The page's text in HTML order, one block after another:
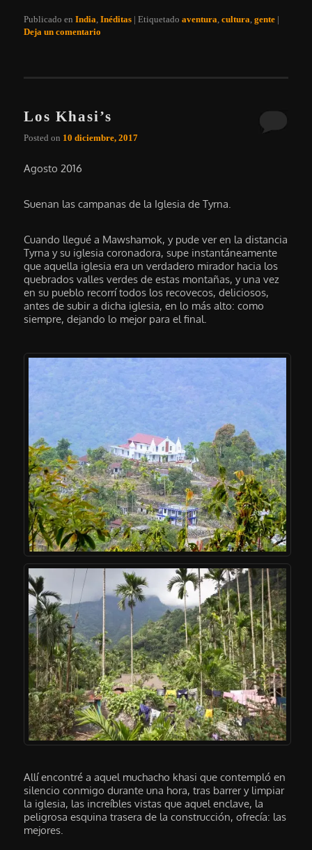
Publicado en India,Inéditas |Etiquetado aventura,cultura,gente |
Deja un comentario
Los Khasi’s
Posted on 10 diciembre, 2017
Agosto 2016
Suenan las campanas de la Iglesia de Tyrna.
Cuando llegué a Mawshamok, y pude ver en la distancia
Tyrna y su iglesia coronadora, supe instantáneamente
que aquella iglesia era un verdadero mirador hacia los
quebrados valles verdes de estas montañas, y una vez
en su pueblo recorrí todos los recovecos, deliciosos,
antes de subir a dicha iglesia, en lo más alto: como
siempre, dejando lo mejor para el final.
Allí encontré a aquel muchacho khasi que contempló en
silencio conmigo durante una hora, tras barrer y limpiar
la iglesia, las increíbles vistas que aquel enclave, la
peligrosa esquina trasera de la construcción, ofrecía: las
mejores.